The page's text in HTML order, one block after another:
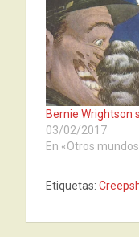
Bernie Wrightson
03/02/2017
En «Otros
Etiquetas: